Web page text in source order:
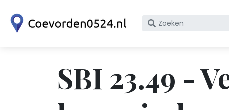
Zoek
KvK
nummer
SBI 23.49 -